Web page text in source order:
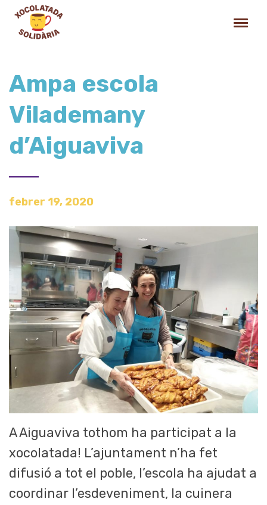
Ampa escola
Vilademany
d’Aiguaviva
febrer 19, 2020
A Aiguaviva tothom ha participat a la
xocolatada! L’ajuntament n’ha fet
difusió a tot el poble, l’escola ha ajudat a
coordinar l’esdeveniment, la cuinera